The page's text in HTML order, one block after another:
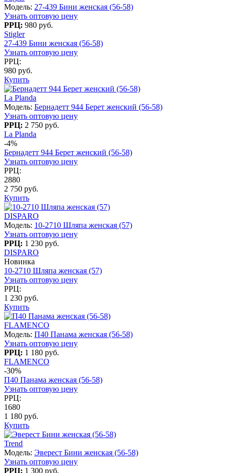
Модель: 27-439 Бини женская (56-58)
Узнать оптовую цену
РРЦ: 980 руб.
Stigler
27-439 Бини женская (56-58)
Узнать оптовую цену
РРЦ:
980 руб.
Купить
La Planda
Модель: Бернадетт 944 Берет женский (56-58)
Узнать оптовую цену
РРЦ: 2 750 руб.
La Planda
-4%
Бернадетт 944 Берет женский (56-58)
Узнать оптовую цену
РРЦ:
2880
2 750 руб.
Купить
DISPARO
Модель: 10-2710 Шляпа женская (57)
Узнать оптовую цену
РРЦ: 1 230 руб.
DISPARO
Новинка
10-2710 Шляпа женская (57)
Узнать оптовую цену
РРЦ:
1 230 руб.
Купить
FLAMENCO
Модель: П40 Панама женская (56-58)
Узнать оптовую цену
РРЦ: 1 180 руб.
FLAMENCO
-30%
П40 Панама женская (56-58)
Узнать оптовую цену
РРЦ:
1680
1 180 руб.
Купить
Trend
Модель: Эверест Бини женская (56-58)
Узнать оптовую цену
РРЦ: 1 300 руб.